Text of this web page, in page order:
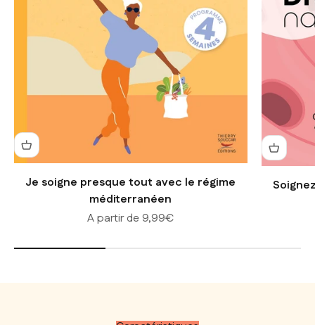
Je soigne presque tout avec le régime
méditerranéen
Prix de vente
A partir de 9,99€